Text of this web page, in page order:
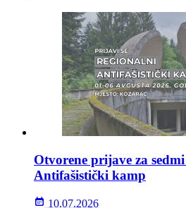
Otvorene prijave za
Antifašistički kamp
10.07.2026